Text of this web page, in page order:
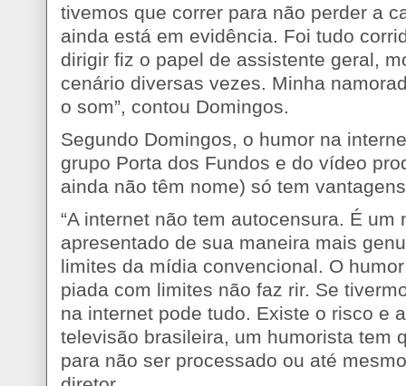
tivemos que correr para não perder a
ainda está em evidência. Foi tudo
dirigir fiz o papel de assistente geral,
cenário diversas vezes. Minha
o som”, contou Domingos.
Segundo Domingos, o humor na
grupo Porta dos Fundos e do vídeo
ainda não têm nome) só tem
“A internet não tem autocensura. É
apresentado de sua maneira mais
limites da mídia convencional. O
piada com limites não faz rir. Se
na internet pode tudo. Existe o risco e
televisão brasileira, um humorista tem
para não ser processado ou até